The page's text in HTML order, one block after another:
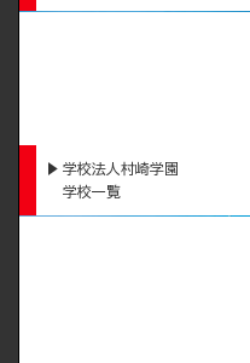
学校法人村崎学園
学校一覧